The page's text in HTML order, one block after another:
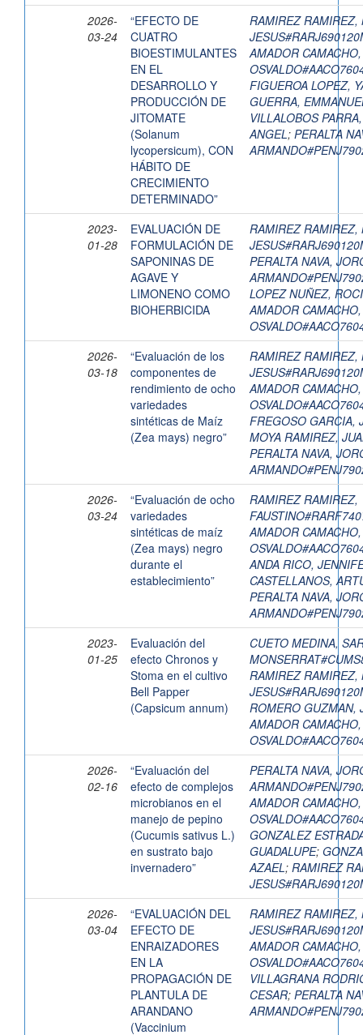
2026-
03-24
“EFECTO DE
CUATRO
BIOESTIMULANTES
EN EL
DESARROLLO Y
PRODUCCIÓN DE
JITOMATE
(Solanum
lycopersicum), CON
HÁBITO DE
CRECIMIENTO
DETERMINADO”
RAMIREZ RAMIREZ,
AMADOR CAMACHO,
FIGUEROA LOPEZ,
GUERRA,
VILLALOBOS
ANGEL; PERALTA
2023-
01-28
EVALUACIÓN DE
FORMULACIÓN DE
SAPONINAS DE
AGAVE Y
LIMONENO COMO
BIOHERBICIDA
RAMIREZ RAMIREZ,
PERALTA NAVA,
LOPEZ NUÑEZ,
AMADOR CAMACHO,
2026-
03-18
“Evaluación de los
componentes de
rendimiento de ocho
variedades
sintéticas de Maíz
(Zea mays) negro”
RAMIREZ RAMIREZ,
AMADOR CAMACHO,
FREGOSO GARCIA,
MOYA RAMIREZ,
PERALTA NAVA,
2026-
03-24
“Evaluación de ocho
variedades
sintéticas de maíz
(Zea mays) negro
durante el
establecimiento”
RAMIREZ RAMIREZ,
AMADOR CAMACHO,
ANDA RICO,
CASTELLANOS,
PERALTA NAVA,
2023-
01-25
Evaluación del
efecto Chronos y
Stoma en el cultivo
Bell Papper
(Capsicum annum)
CUETO MEDINA,
RAMIREZ RAMIREZ,
ROMERO GUZMAN,
AMADOR CAMACHO,
2026-
02-16
“Evaluación del
efecto de complejos
microbianos en el
manejo de pepino
(Cucumis sativus L.)
en sustrato bajo
invernadero”
PERALTA NAVA,
AMADOR CAMACHO,
GONZALEZ
GUADALUPE;
AZAEL; RAMIREZ
2026-
03-04
“EVALUACIÓN DEL
EFECTO DE
ENRAIZADORES
EN LA
PROPAGACIÓN DE
PLANTULA DE
ARANDANO
(Vaccinium
RAMIREZ RAMIREZ,
AMADOR CAMACHO,
VILLAGRANA
CESAR; PERALTA